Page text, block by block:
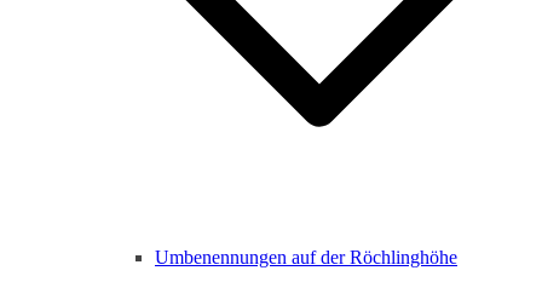
Umbenennungen auf der Röchlinghöhe